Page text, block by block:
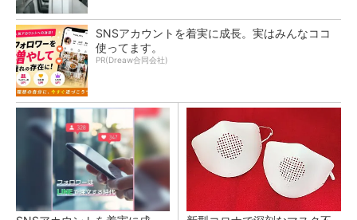
SNSアカウントを着実に成長。実はみんなココ
使ってます。
PR(Dreaw合同会社)